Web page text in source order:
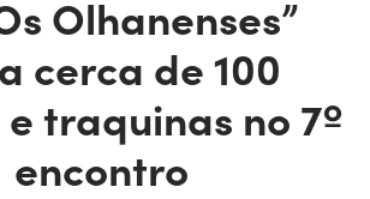
Olhanenses”
cerca de 100
traquinas no 7º
encontro